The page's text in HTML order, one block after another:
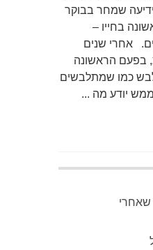
שמחר בבוקר
בחייו –
אחרי שנים
בפעם הראשונה
כמו שמתלבשים
ממש יודע מה ...
שאחרי